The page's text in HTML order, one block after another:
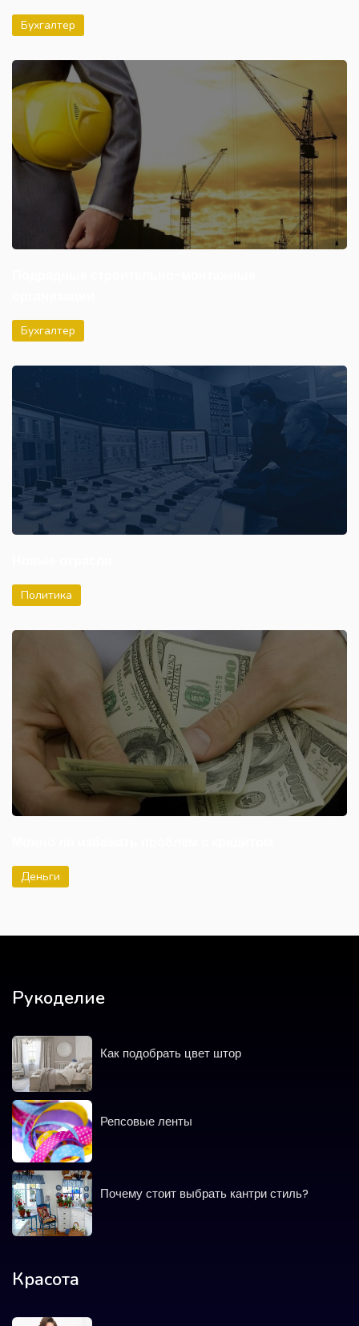
Бухгалтер
Бухгалтер
Политика
Деньги
Рукоделие
Как подобрать цвет штор
Репсовые ленты
Почему стоит выбрать кантри стиль?
Красота